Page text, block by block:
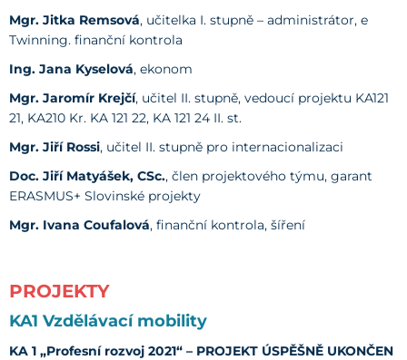
Mgr. Jitka Remsová, učitelka I. stupně – administrátor, e
Twinning. finanční kontrola
Ing. Jana Kyselová, ekonom
Mgr. Jaromír Krejčí, učitel II. stupně, vedoucí projektu KA121
21, KA210 Kr. KA 121 22, KA 121 24 II. st.
Mgr. Jiří Rossi, učitel II. stupně pro internacionalizaci
Doc. Jiří Matyášek, CSc., člen projektového týmu, garant
ERASMUS+ Slovinské projekty
Mgr. Ivana Coufalová, finanční kontrola, šíření
PROJEKTY
KA1 Vzdělávací mobility
KA 1 „Profesní rozvoj 2021“ – PROJEKT ÚSPĚŠNĚ UKONČEN